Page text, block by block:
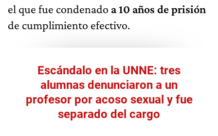
el que fue condenado a 10 años de prisión
de cumplimiento efectivo.
Escándalo en la UNNE: tres
alumnas denunciaron a un
profesor por acoso sexual y fue
separado del cargo